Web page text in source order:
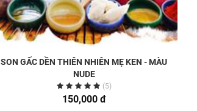
SON GẤC DỀN THIÊN NHIÊN MẸ KEN - MÀU
NUDE
(5)
150,000 đ